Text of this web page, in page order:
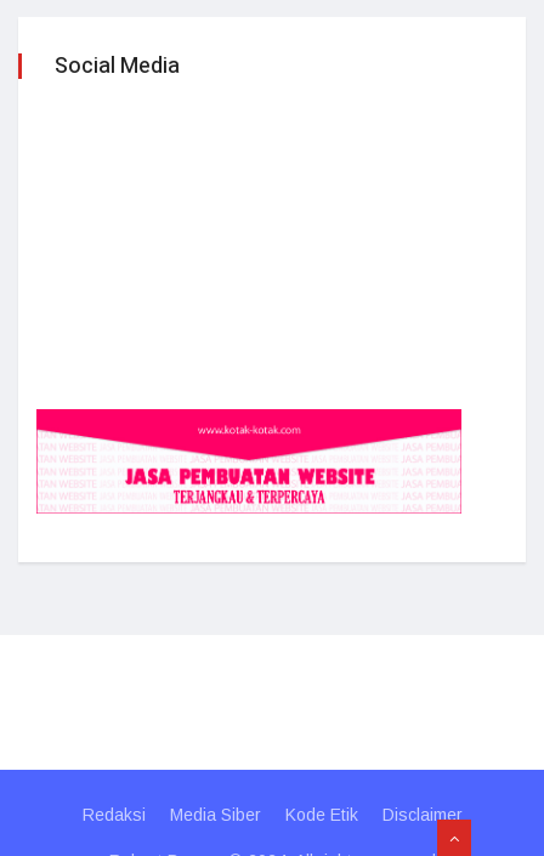
Social Media
Redaksi Media Siber Kode Etik Disclaimer